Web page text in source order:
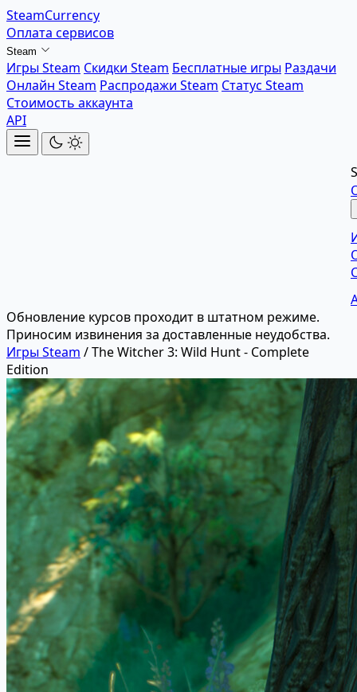
SteamCurrency
Оплата сервисов
Steam
Игры Steam Скидки Steam Бесплатные игры Раздачи
Онлайн Steam Распродажи Steam Статус Steam
Стоимость аккаунта
API
Обновление курсов проходит в штатном режиме.
Приносим извинения за доставленные неудобства.
Игры Steam /The Witcher 3: Wild Hunt - Complete
Edition